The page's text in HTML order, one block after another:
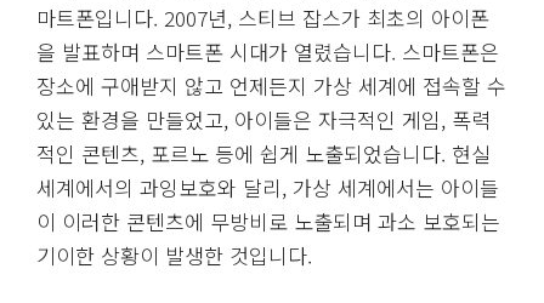
마트폰입니다. 2007년, 스티브 잡스가 최초의 아이폰
을 발표하며 스마트폰 시대가 열렸습니다. 스마트폰은
장소에 구애받지 않고 언제든지 가상 세계에 접속할 수
있는 환경을 만들었고, 아이들은 자극적인 게임, 폭력
적인 콘텐츠, 포르노 등에 쉽게 노출되었습니다. 현실
세계에서의 과잉보호와 달리, 가상 세계에서는 아이들
이 이러한 콘텐츠에 무방비로 노출되며 과소 보호되는
기이한 상황이 발생한 것입니다.